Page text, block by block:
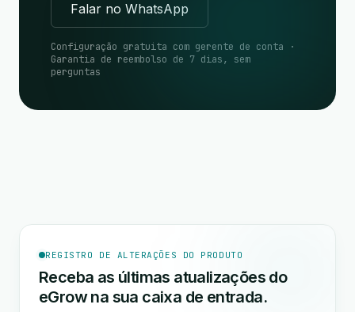
Falar no WhatsApp
Configuração gratuita com gerente de conta ·
Garantia de reembolso de 7 dias, sem
perguntas
REGISTRO DE ALTERAÇÕES DO PRODUTO
Receba as últimas atualizações do
eGrow na sua caixa de entrada.